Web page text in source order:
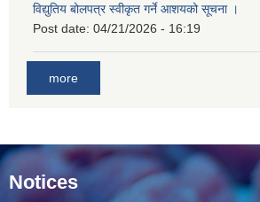
विद्युतिय बोलपत्र स्वीकृत गर्ने आशयको सूचना ।
Post date: 04/21/2026 - 16:19
more
Notices